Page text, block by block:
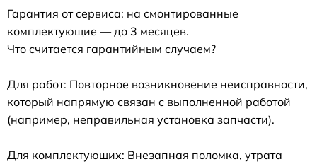
Гарантия от сервиса: на смонтированные
комплектующие — до 3 месяцев.
Что считается гарантийным случаем?
Для работ: Повторное возникновение неисправности,
который напрямую связан с выполненной работой
(например, неправильная установка запчасти).
Для комплектующих: Внезапная поломка, утрата